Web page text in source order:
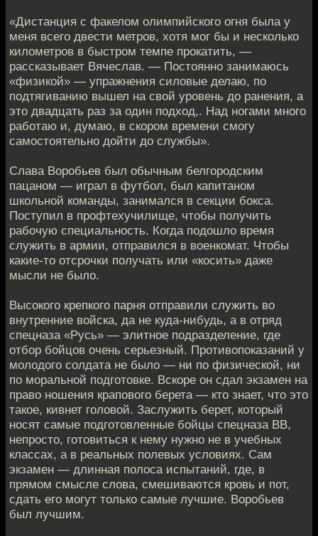
«Дистанция с факелом олимпийского огня была у
меня всего двести метров, хотя мог бы и несколько
километров в быстром темпе прокатить, —
рассказывает Вячеслав. — Постоянно занимаюсь
«физикой» — упражнения силовые делаю, по
подтягиванию вышел на свой уровень до ранения, а
это двадцать раз за один подход,. Над ногами много
работаю и, думаю, в скором времени смогу
самостоятельно дойти до службы».
Слава Воробьев был обычным белгородским
пацаном — играл в футбол, был капитаном
школьной команды, занимался в секции бокса.
Поступил в профтехучилище, чтобы получить
рабочую специальность. Когда подошло время
служить в армии, отправился в военкомат. Чтобы
какие-то отсрочки получать или «косить» даже
мысли не было.
Высокого крепкого парня отправили служить во
внутренние войска, да не куда-нибудь, а в отряд
спецназа «Русь» — элитное подразделение, где
отбор бойцов очень серьезный. Противопоказаний у
молодого солдата не было — ни по физической, ни
по моральной подготовке. Вскоре он сдал экзамен на
право ношения крапового берета — кто знает, что это
такое, кивнет головой. Заслужить берет, который
носят самые подготовленные бойцы спецназа ВВ,
непросто, готовиться к нему нужно не в учебных
классах, а в реальных полевых условиях. Сам
экзамен — длинная полоса испытаний, где, в
прямом смысле слова, смешиваются кровь и пот,
сдать его могут только самые лучшие. Воробьев
был лучшим.